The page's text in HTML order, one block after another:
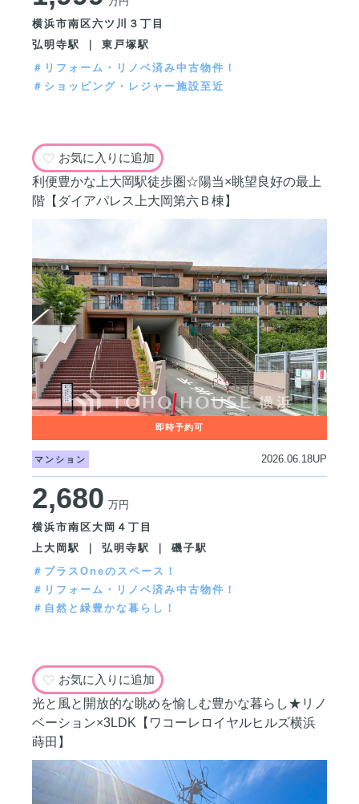
横浜市南区六ツ川３丁目
弘明寺駅 ｜ 東戸塚駅
＃リフォーム・リノベ済み中古物件！
＃ショッピング・レジャー施設至近
お気に入りに追加
利便豊かな上大岡駅徒歩圏☆陽当×眺望良好の最上
階【ダイアパレス上大岡第六Ｂ棟】
マンション 2026.06.18UP
2,680 万円
横浜市南区大岡４丁目
上大岡駅 ｜ 弘明寺駅 ｜ 磯子駅
＃プラスOneのスペース！
＃リフォーム・リノベ済み中古物件！
＃自然と緑豊かな暮らし！
お気に入りに追加
光と風と開放的な眺めを愉しむ豊かな暮らし★リノ
ベーション×3LDK【ワコーレロイヤルヒルズ横浜
蒔田】